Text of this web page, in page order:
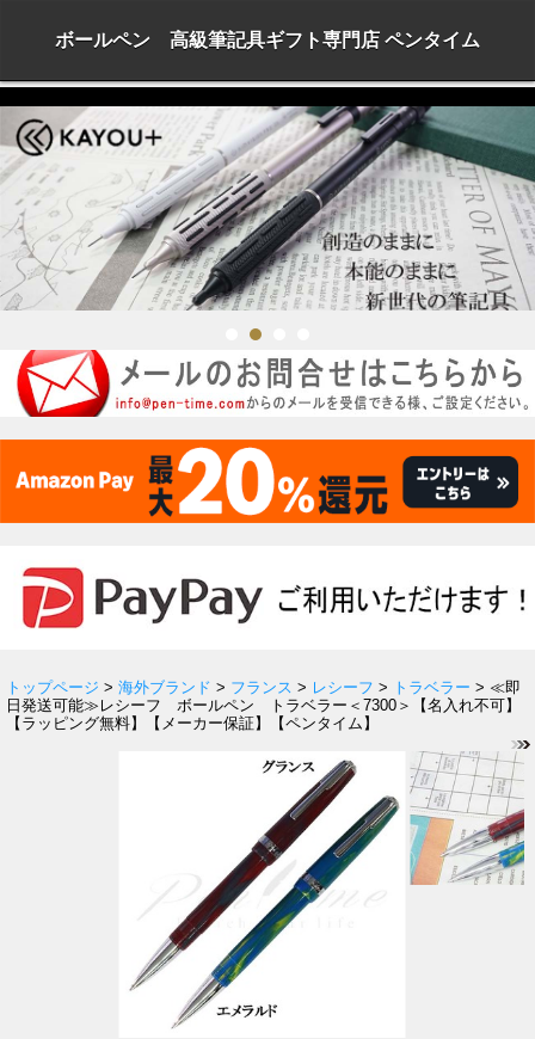
ボールペン 高級筆記具ギフト専門店 ペンタイム
トップページ > 海外ブランド > フランス > レシーフ > トラベラー > ≪即
日発送可能≫レシーフ ボールペン トラベラー＜7300＞【名入れ不可】
【ラッピング無料】【メーカー保証】【ペンタイム】